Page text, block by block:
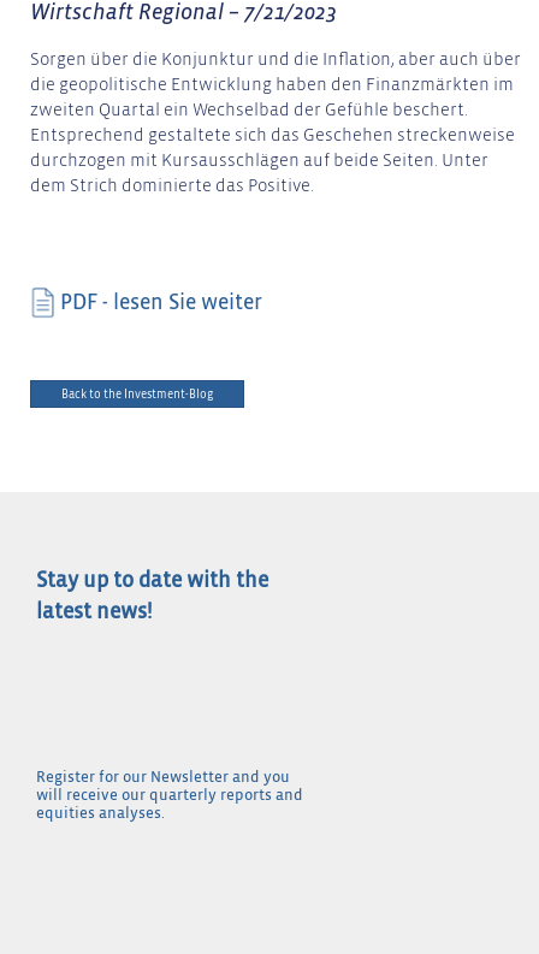
Wirtschaft Regional – 7/21/2023
Sorgen über die Konjunktur und die Inflation, aber auch über
die geopolitische Entwicklung haben den Finanzmärkten im
zweiten Quartal ein Wechselbad der Gefühle beschert.
Entsprechend gestaltete sich das Geschehen streckenweise
durchzogen mit Kursausschlägen auf beide Seiten. Unter
dem Strich dominierte das Positive.
PDF - lesen Sie weiter
Back to the Investment-Blog
Stay up to date with the
latest news!
Register for our Newsletter and you
will receive our quarterly reports and
equities analyses.